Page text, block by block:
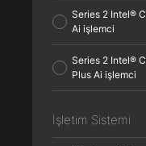
Series 2 Intel®
Ai işlemci
Series 2 Intel®
Plus Ai işlemci
İşletim Sistemi